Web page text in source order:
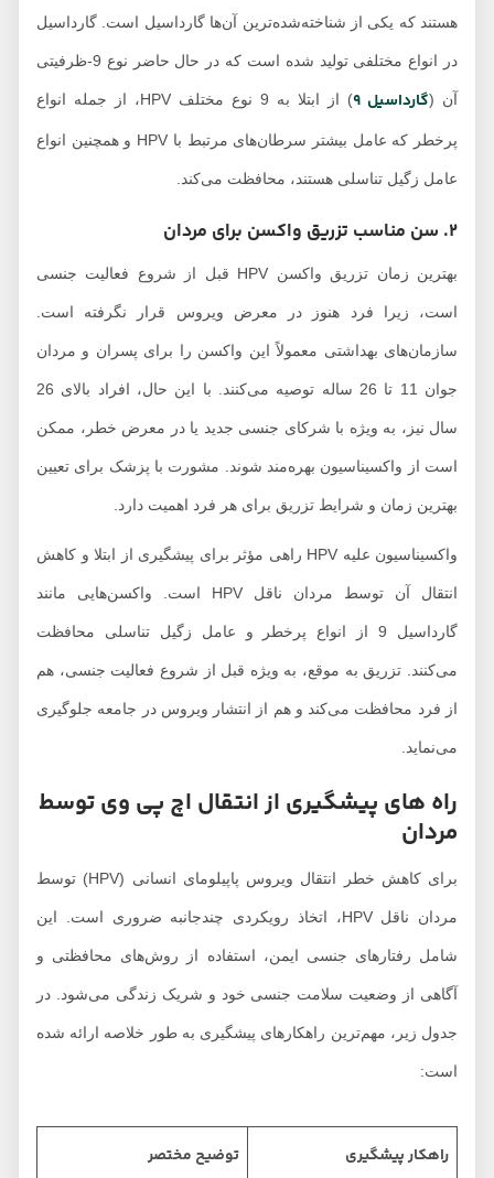
هستند که یکی از شناخته‌شده‌ترین آن‌ها گارداسیل است. گارداسیل
در انواع مختلفی تولید شده است که در حال حاضر نوع 9-ظرفیتی
گارداسیل 9 ) از ابتلا به 9 نوع مختلف HPV، از جمله انواع
پرخطر که عامل بیشتر سرطان‌های مرتبط با HPV و همچنین انواع
عامل زگیل تناسلی هستند، محافظت می‌کند.
بهترین زمان تزریق واکسن HPV قبل از شروع فعالیت جنسی
است، زیرا فرد هنوز در معرض ویروس قرار نگرفته است.
سازمان‌های بهداشتی معمولاً این واکسن را برای پسران و مردان
جوان 11 تا 26 ساله توصیه می‌کنند. با این حال، افراد بالای 26
سال نیز، به ویژه با شرکای جنسی جدید یا در معرض خطر، ممکن
است از واکسیناسیون بهره‌مند شوند. مشورت با پزشک برای تعیین
بهترین زمان و شرایط تزریق برای هر فرد اهمیت دارد.
واکسیناسیون علیه HPV راهی مؤثر برای پیشگیری از ابتلا و کاهش
انتقال آن توسط مردان ناقل HPV است. واکسن‌هایی مانند
گارداسیل 9 از انواع پرخطر و عامل زگیل تناسلی محافظت
می‌کنند. تزریق به موقع، به ویژه قبل از شروع فعالیت جنسی، هم
از فرد محافظت می‌کند و هم از انتشار ویروس در جامعه جلوگیری
می‌نماید.
راه های پیشگیری از انتقال اچ پی وی توسط
مردان
برای کاهش خطر انتقال ویروس پاپیلومای انسانی (HPV) توسط
مردان ناقل HPV، اتخاذ رویکردی چندجانبه ضروری است. این
شامل رفتارهای جنسی ایمن، استفاده از روش‌های محافظتی و
آگاهی از وضعیت سلامت جنسی خود و شریک زندگی می‌شود. در
جدول زیر، مهم‌ترین راهکارهای پیشگیری به طور خلاصه ارائه شده
است:
راهکار پیشگیری توضیح مختصر